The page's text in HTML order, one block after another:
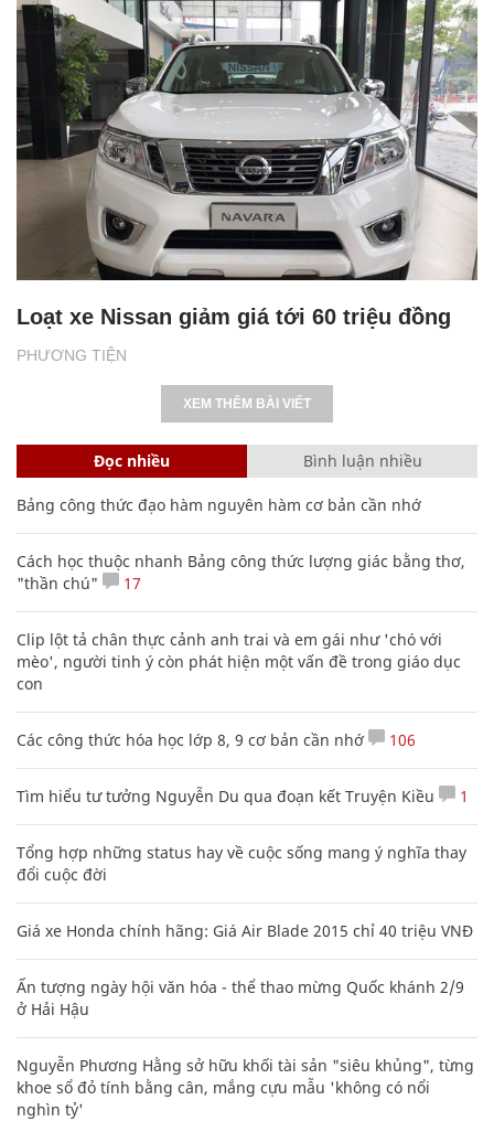
PHƯƠNG TIỆN
Loạt xe Nissan giảm giá tới 60 triệu đồng
XEM THÊM BÀI VIẾT
Đọc nhiều Bình luận nhiều
Bảng công thức đạo hàm nguyên hàm cơ bản cần nhớ
Cách học thuộc nhanh Bảng công thức lượng giác bằng thơ,
"thần chú"
17
Clip lột tả chân thực cảnh anh trai và em gái như 'chó với
mèo', người tinh ý còn phát hiện một vấn đề trong giáo dục
con
Các công thức hóa học lớp 8, 9 cơ bản cần nhớ 106
Tìm hiểu tư tưởng Nguyễn Du qua đoạn kết Truyện Kiều 1
Tổng hợp những status hay về cuộc sống mang ý nghĩa thay
đổi cuộc đời
Giá xe Honda chính hãng: Giá Air Blade 2015 chỉ 40 triệu VNĐ
Ấn tượng ngày hội văn hóa - thể thao mừng Quốc khánh 2/9
ở Hải Hậu
Nguyễn Phương Hằng sở hữu khối tài sản "siêu khủng", từng
khoe sổ đỏ tính bằng cân, mắng cựu mẫu 'không có nổi
nghìn tỷ'